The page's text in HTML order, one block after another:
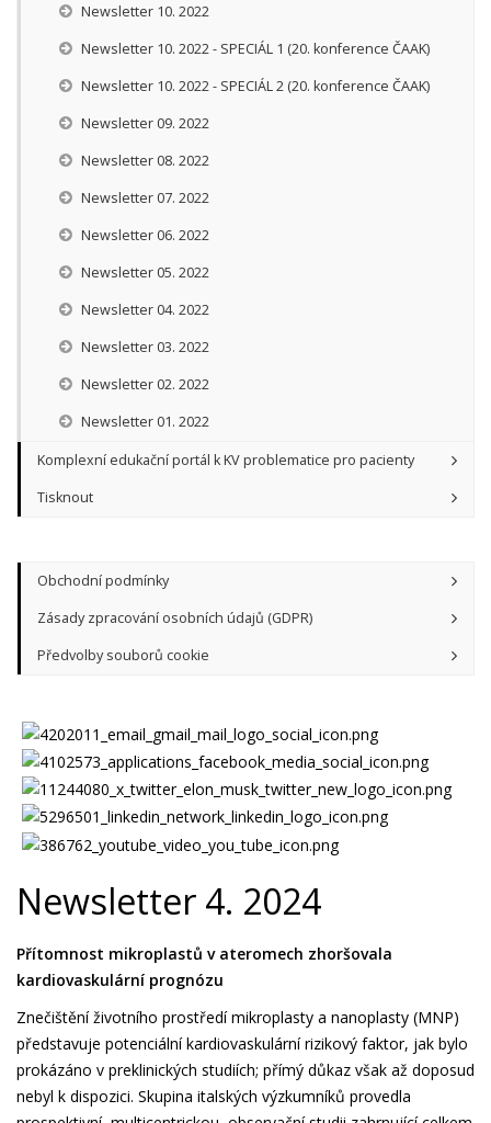
Newsletter 10. 2022
Newsletter 10. 2022 - SPECIÁL 1 (20. konference ČAAK)
Newsletter 10. 2022 - SPECIÁL 2 (20. konference ČAAK)
Newsletter 09. 2022
Newsletter 08. 2022
Newsletter 07. 2022
Newsletter 06. 2022
Newsletter 05. 2022
Newsletter 04. 2022
Newsletter 03. 2022
Newsletter 02. 2022
Newsletter 01. 2022
Komplexní edukační portál k KV problematice pro pacienty
Tisknout
Obchodní podmínky
Zásady zpracování osobních údajů (GDPR)
Předvolby souborů cookie
Newsletter 4. 2024
Přítomnost mikroplastů v ateromech zhoršovala
kardiovaskulární prognózu
Znečištění životního prostředí mikroplasty a nanoplasty (MNP)
představuje potenciální kardiovaskulární rizikový faktor, jak bylo
prokázáno v preklinických studiích; přímý důkaz však až doposud
nebyl k dispozici. Skupina italských výzkumníků provedla